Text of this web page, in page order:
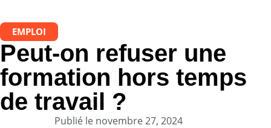
EMPLOI
Peut-on refuser une
formation hors temps
de travail ?
Publié le novembre 27, 2024